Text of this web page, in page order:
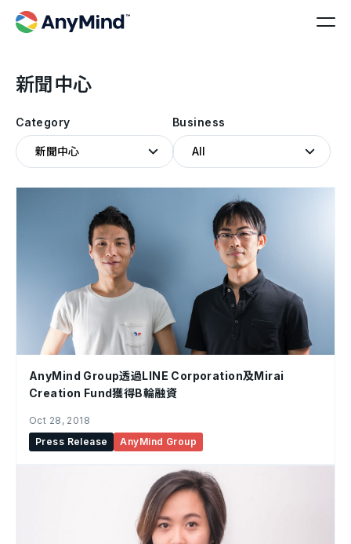
新聞中心
Category Business
Press Release AnyMind Group
Oct 28, 2018
AnyMind Group透過LINE Corporation及Mirai
Creation Fund獲得B輪融資